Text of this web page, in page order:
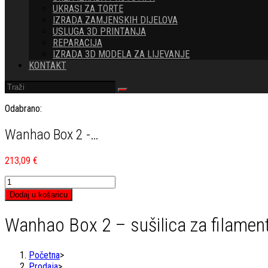
UKRASI ZA TORTE
IZRADA ZAMJENSKIH DIJELOVA
USLUGA 3D PRINTANJA
REPARACIJA
IZRADA 3D MODELA ZA LIJEVANJE
KONTAKT
Odabrano:
Wanhao Box 2 -…
213,09 €
Wanhao
Box
2
sušilica
filament
količina
Dodaj u košaricu
Wanhao Box 2 – sušilica za
Početna>